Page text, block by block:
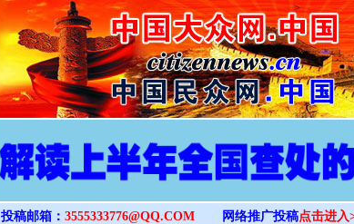
>
投稿邮箱： 3555333776@QQ.COM 网络推广投稿点击进入